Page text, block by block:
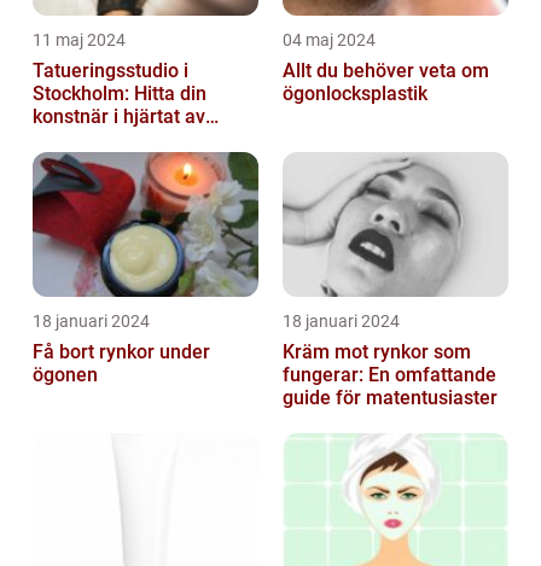
11 maj 2024
Tatueringsstudio i
Stockholm: Hitta din
konstnär i hjärtat av
04 maj 2024
Allt du behöver veta om
ögonlocksplastik
18 januari 2024
Få bort rynkor under
ögonen
18 januari 2024
Kräm mot rynkor som
fungerar: En omfattande
guide för matentusiaster